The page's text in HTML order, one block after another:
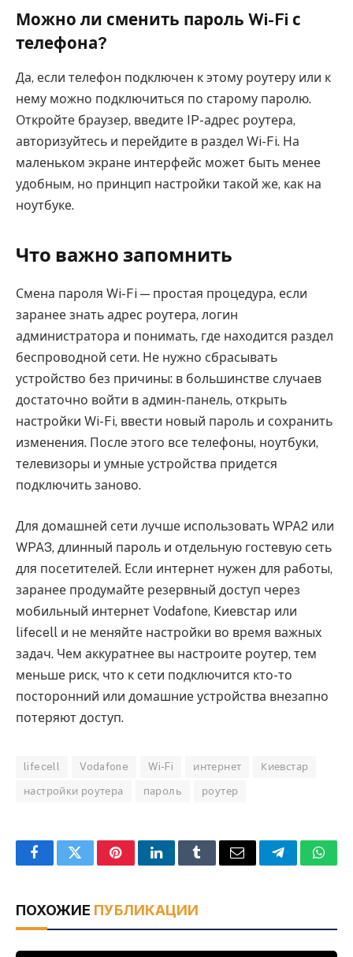
Можно ли сменить пароль Wi-Fi с
телефона?
Да, если телефон подключен к этому роутеру или к
нему можно подключиться по старому паролю.
Откройте браузер, введите IP-адрес роутера,
авторизуйтесь и перейдите в раздел Wi-Fi. На
маленьком экране интерфейс может быть менее
удобным, но принцип настройки такой же, как на
ноутбуке.
Что важно запомнить
Смена пароля Wi-Fi — простая процедура, если
заранее знать адрес роутера, логин
администратора и понимать, где находится раздел
беспроводной сети. Не нужно сбрасывать
устройство без причины: в большинстве случаев
достаточно войти в админ-панель, открыть
настройки Wi-Fi, ввести новый пароль и сохранить
изменения. После этого все телефоны, ноутбуки,
телевизоры и умные устройства придется
подключить заново.
Для домашней сети лучше использовать WPA2 или
WPA3, длинный пароль и отдельную гостевую сеть
для посетителей. Если интернет нужен для работы,
заранее продумайте резервный доступ через
мобильный интернет Vodafone, Киевстар или
lifecell и не меняйте настройки во время важных
задач. Чем аккуратнее вы настроите роутер, тем
меньше риск, что к сети подключится кто-то
посторонний или домашние устройства внезапно
потеряют доступ.
lifecell Vodafone Wi-Fi интернет Киевстар
настройки роутера пароль роутер
FacebookTwitterPinterestLinkedInTumblrEmail Telegram
ПОХОЖИЕ ПУБЛИКАЦИИ